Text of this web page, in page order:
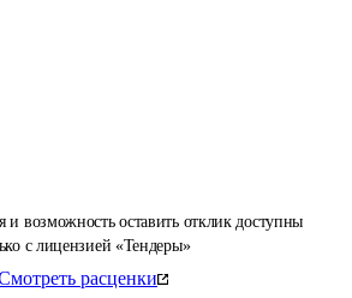
возможность оставить отклик доступны
с лицензией «Тендеры»
расценки